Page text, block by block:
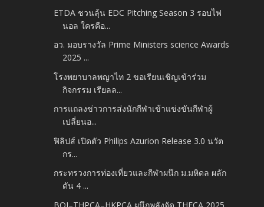
ETDA ชวนลุ้น EDC Pitching Season 3 รอบไฟ
นอล ใครคือ...
อว. มอบรางวัล Prime Ministers science Awards
2025 ...
โรงพยาบาลพญาไท 2 ขอเรียนเชิญเข้าร่วม
กิจกรรม เรียลล...
การแถลงข่าวการส่งนักกีฬาเข้าแข่งขันกีฬาผู้
เปลี่ยนอ...
ฟิลิปส์ เปิดตัว Philips Azurion Release 3.0 นวัต
กร...
กระทรวงการท่องเที่ยวและกีฬาผนึก ม.มหิดล ผลัก
ดัน 4 ...